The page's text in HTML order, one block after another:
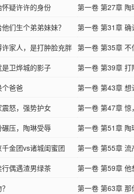
疑许许的身份 第一卷 第27章
们生个弟弟妹妹？
第一卷 第31章
么？
家人，是打肿脸充胖 第一卷 第35章
卫烨城的影子 第一卷 第39章 打
爸爸 第一卷 第43章 想
怒，强势护女 第一卷 第47章 惊
压，陶琳受辱 第一卷 第51章 陶
金团vs诸城闺蜜团 第一卷 第55章 流
偶遇渣男绿茶
第一卷 第59章 他
让？
第一卷 第63章